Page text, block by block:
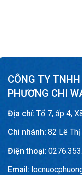
CÔNG TY
PHƯƠNG CHI
Địa chỉ: Tổ 7, ấp 4,
Chi nhánh: 82 Lê Thị
Điện thoại:
Email: